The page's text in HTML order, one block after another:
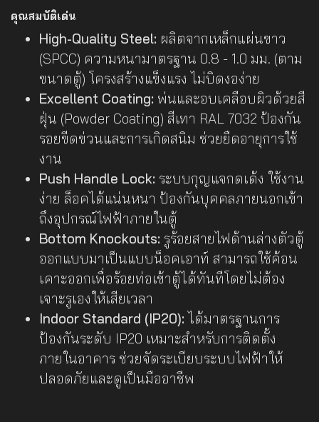
คุณสมบัติเด่น
High-Quality Steel: ผลิตจากเหล็กแผ่นขาว
(SPCC) ความหนามาตรฐาน 0.8 - 1.0 มม. (ตาม
ขนาดตู้) โครงสร้างแข็งแรง ไม่บิดงอง่าย
Excellent Coating: พ่นและอบเคลือบผิวด้วยสี
ฝุ่น (Powder Coating) สีเทา RAL 7032 ป้องกัน
รอยขีดข่วนและการเกิดสนิม ช่วยยืดอายุการใช้
งาน
Push Handle Lock: ระบบกุญแจกดเด้ง ใช้งาน
ง่าย ล็อคได้แน่นหนา ป้องกันบุคคลภายนอกเข้า
ถึงอุปกรณ์ไฟฟ้าภายในตู้
Bottom Knockouts: รูร้อยสายไฟด้านล่างตัวตู้
ออกแบบมาเป็นแบบน็อคเอาท์ สามารถใช้ค้อน
เคาะออกเพื่อร้อยท่อเข้าตู้ได้ทันทีโดยไม่ต้อง
เจาะรูเองให้เสียเวลา
Indoor Standard (IP20): ได้มาตรฐานการ
ป้องกันระดับ IP20 เหมาะสำหรับการติดตั้ง
ภายในอาคาร ช่วยจัดระเบียบระบบไฟฟ้าให้
ปลอดภัยและดูเป็นมืออาชีพ